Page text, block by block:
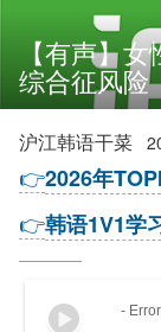
【有声】
综合征风险
沪江韩语干菜
👉2026年
👉韩语1V1学
-